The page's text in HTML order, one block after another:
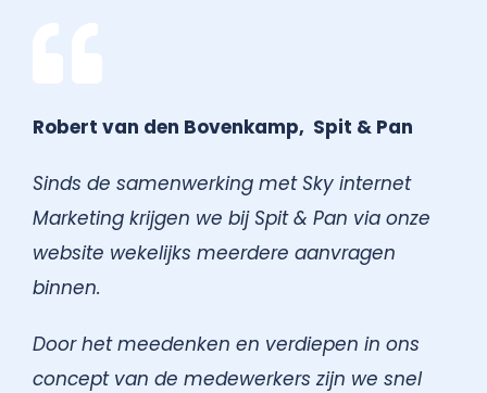
Robert van den Bovenkamp, Spit & Pan
Sinds de samenwerking met Sky internet
Marketing krijgen we bij Spit & Pan via onze
website wekelijks meerdere aanvragen
binnen.
Door het meedenken en verdiepen in ons
concept van de medewerkers zijn we snel